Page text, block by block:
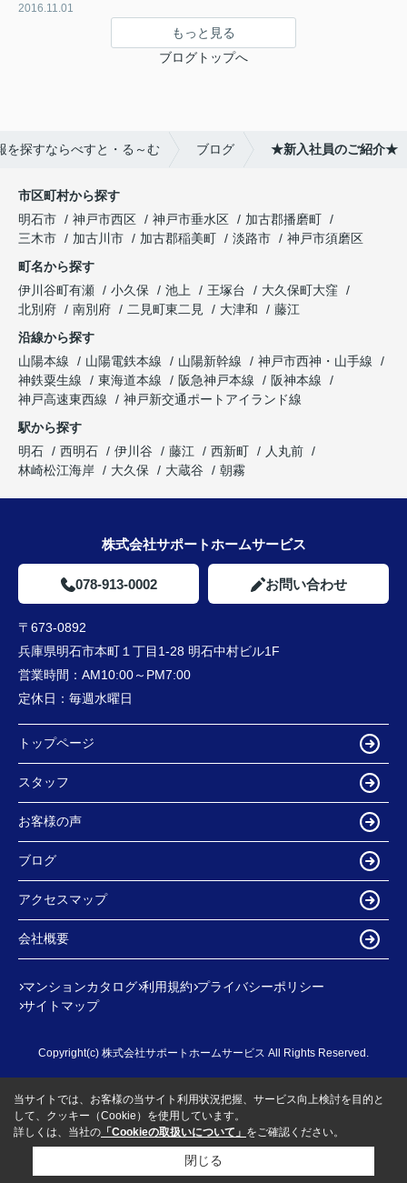
2016.11.01
もっと見る
ブログトップへ
を探すならべすと・る～む ブログ ★新入社員のご紹介★
市区町村から探す
明石市
神戸市西区 神戸市垂水区
加古郡播磨町
三木市
加古川市 加古郡稲美町 淡路市
神戸市須磨区
町名から探す
伊川谷町有瀬
小久保 池上 王塚台
大久保町大窪
北別府
南別府 二見町東二見 大津和
藤江
沿線から探す
山陽本線
山陽電鉄本線 山陽新幹線
神戸市西神・山手線
神鉄粟生線
東海道本線 阪急神戸本線
阪神本線
神戸高速東西線
神戸新交通ポートアイランド線
駅から探す
明石
西明石 伊川谷 藤江 西新町
人丸前
林崎松江海岸
大久保 大蔵谷 朝霧
株式会社サポートホームサービス
078-913-0002 お問い合わせ
〒673-0892
兵庫県明石市本町１丁目1-28 明石中村ビル1F
営業時間： AM10:00～PM7:00
定休日： 毎週水曜日
トップページ
スタッフ
お客様の声
ブログ
アクセスマップ
会社概要
マンションカタログ 利用規約 プライバシーポリシー
サイトマップ
Copyright(c) 株式会社サポートホームサービス All Rights Reserved.
当サイトでは、お客様の当サイト利用状況把握、サービス向上検討を目的と
して、クッキー（Cookie）を使用しています。
詳しくは、当社の 「Cookieの取扱いについて」 をご確認ください。
閉じる